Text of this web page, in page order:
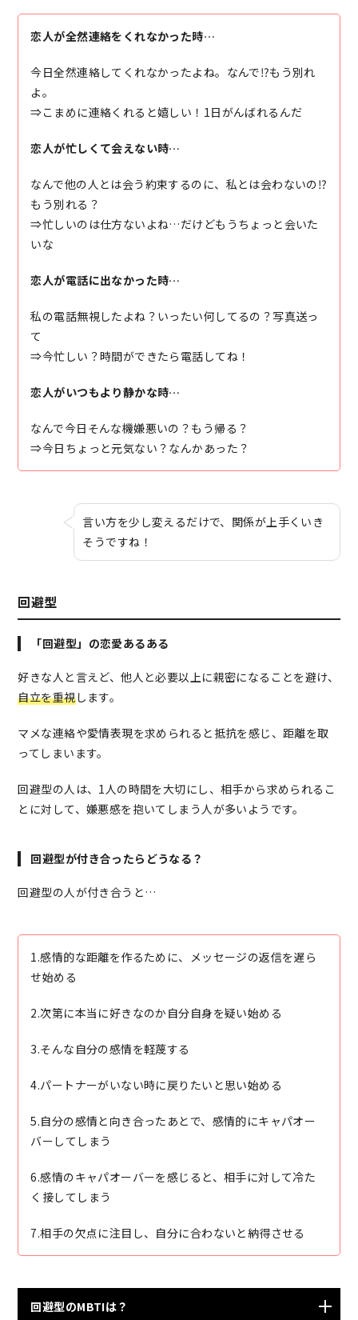
恋人が全然連絡をくれなかった時…
今日全然連絡してくれなかったよね。なんで⁉もう別れ
よ。
⇒こまめに連絡くれると嬉しい！1日がんばれるんだ
恋人が忙しくて会えない時…
なんで他の人とは会う約束するのに、私とは会わないの⁉
もう別れる？
⇒忙しいのは仕方ないよね…だけどもうちょっと会いた
いな
恋人が電話に出なかった時…
私の電話無視したよね？いったい何してるの？写真送っ
て
⇒今忙しい？時間ができたら電話してね！
恋人がいつもより静かな時…
なんで今日そんな機嫌悪いの？もう帰る？
⇒今日ちょっと元気ない？なんかあった？
言い方を少し変えるだけで、関係が上手くいき
そうですね！
回避型
「回避型」の恋愛あるある
好きな人と言えど、他人と必要以上に親密になることを避け、
自立を重視します。
マメな連絡や愛情表現を求められると抵抗を感じ、距離を取
ってしまいます。
回避型の人は、1人の時間を大切にし、相手から求められるこ
とに対して、嫌悪感を抱いてしまう人が多いようです。
回避型が付き合ったらどうなる？
回避型の人が付き合うと…
1.感情的な距離を作るために、メッセージの返信を遅ら
せ始める
2.次第に本当に好きなのか自分自身を疑い始める
3.そんな自分の感情を軽蔑する
4.パートナーがいない時に戻りたいと思い始める
5.自分の感情と向き合ったあとで、感情的にキャパオー
バーしてしまう
6.感情のキャパオーバーを感じると、相手に対して冷た
く接してしまう
7.相手の欠点に注目し、自分に合わないと納得させる
回避型のMBTIは？